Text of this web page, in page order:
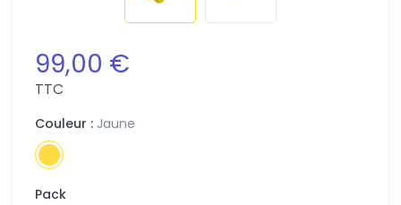
99,00 €
TTC
Couleur : Jaune
Pack